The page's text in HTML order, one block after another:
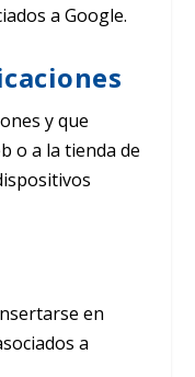
a Google.
y que
o a la tienda de
en
a